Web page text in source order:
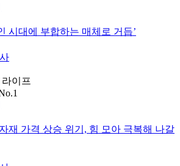
시대에 부합하는 매체로 거듭’
이프
재 가격 상승 위기, 힘 모아 극복해 나갈